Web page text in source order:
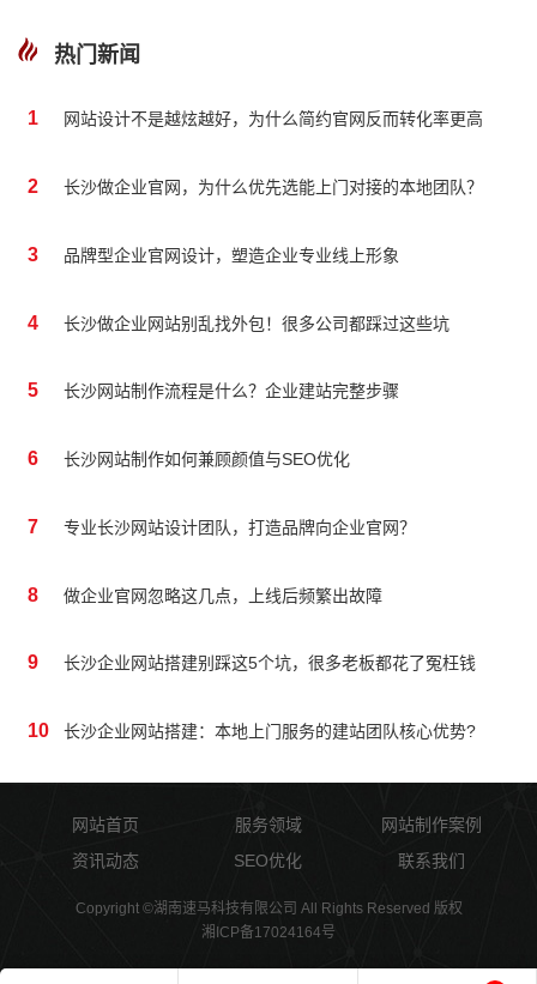
热门新闻
1 网站设计不是越炫越好，为什么简约官网反而转化率更高
2 长沙做企业官网，为什么优先选能上门对接的本地团队？
3 品牌型企业官网设计，塑造企业专业线上形象
4 长沙做企业网站别乱找外包！很多公司都踩过这些坑
5 长沙网站制作流程是什么？企业建站完整步骤
6 长沙网站制作如何兼顾颜值与SEO优化
7 专业长沙网站设计团队，打造品牌向企业官网？
8 做企业官网忽略这几点，上线后频繁出故障
9 长沙企业网站搭建别踩这5个坑，很多老板都花了冤枉钱
10 长沙企业网站搭建：本地上门服务的建站团队核心优势?
网站首页 服务领域
网站制作案例
资讯动态
SEO优化 联系我们
Copyright ©湖南速马科技有限公司 All Rights Reserved 版权
湘ICP备17024164号